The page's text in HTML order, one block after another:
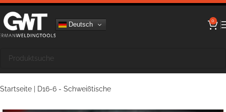
Deutsch 0
Startseite D16-6 - Schweißtische